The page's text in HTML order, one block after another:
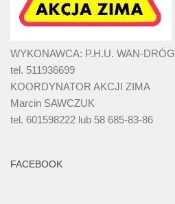
WYKONAWCA: P.H.U. WAN-DRÓG
tel. 511936699
KOORDYNATOR AKCJI ZIMA
Marcin SAWCZUK
tel. 601598222 lub 58 685-83-86
FACEBOOK